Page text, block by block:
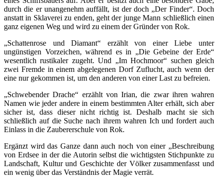
durch die er unangenehm auffällt, ist der doch „Der Finder“. Doch
anstatt in Sklaverei zu enden, geht der junge Mann schließlich einen
ganz eigenen Weg und wird zu einem der Gründer von Rok.
„Schattenrose und Diamant“ erzählt von einer Liebe unter
ungünstigen Vorzeichen, während es in „Die Gebeine der Erde“
wesentlich rustikaler zugeht. Und „Im Hochmoor“ suchen gleich
zwei Fremde in einem abgelegenen Dorf Zuflucht, auch wenn der
eine nur gekommen ist, um den anderen von einer Last zu befreien.
„Schwebender Drache“ erzählt von Irian, die zwar ihren wahren
Namen wie jeder andere in einem bestimmten Alter erhält, sich aber
sicher ist, dass dieser nicht richtig ist. Deshalb macht sie sich
schließlich auf die Suche nach ihrem wahren Ich und fordert auch
Einlass in die Zaubererschule von Rok.
Ergänzt wird das Ganze dann auch noch von einer „Beschreibung
von Erdsee in der die Autorin selbst die wichtigsten Stichpunkte zu
Landschaft, Kultur und Geschichte der Völker zusammenfasst und
ein wenig über das Verständnis der Magie verrät.